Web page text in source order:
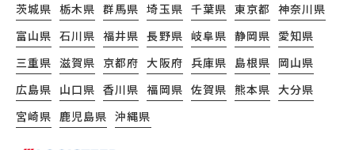
茨城県 栃木県 群馬県 埼玉県 千葉県 東京都 神奈川県
富山県 石川県 福井県 長野県 岐阜県 静岡県 愛知県
三重県 滋賀県 京都府 大阪府 兵庫県 島根県 岡山県
広島県 山口県 香川県 福岡県 佐賀県 熊本県 大分県
宮崎県 鹿児島県 沖縄県